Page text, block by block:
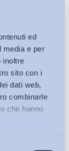
ed
media e per
inoltre
sito con i
dati web,
combinarle
che hanno